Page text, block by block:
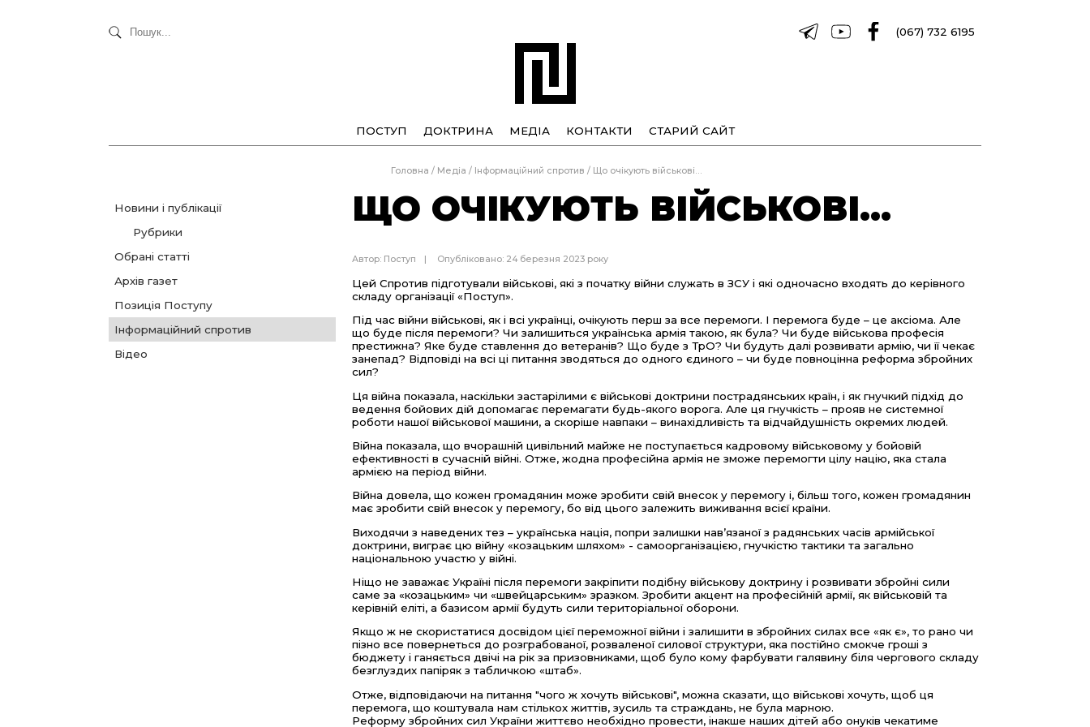
(067) 732 6195
ПОСТУП ДОКТРИНА МЕДІА КОНТАКТИ СТАРИЙ САЙТ
Головна / Медіа / Інформаційний спротив / Що очікують військові…
Новини і публікації
Рубрики
Обрані статті
Архів газет
Позиція Поступу
Інформаційний спротив
Відео
ЩО ОЧІКУЮТЬ ВІЙСЬКОВІ…
Автор: Поступ Опубліковано: 24 березня 2023 року
Цей Спротив підготували військові, які з початку війни служать в ЗСУ і які одночасно входять до керівного
складу організації «Поступ».
Під час війни військові, як і всі українці, очікують перш за все перемоги. І перемога буде – це аксіома. Але
що буде після перемоги? Чи залишиться українська армія такою, як була? Чи буде військова професія
престижна? Яке буде ставлення до ветеранів? Що буде з ТрО? Чи будуть далі розвивати армію, чи її чекає
занепад? Відповіді на всі ці питання зводяться до одного єдиного – чи буде повноцінна реформа збройних
сил?
Ця війна показала, наскільки застарілими є військові доктрини пострадянських країн, і як гнучкий підхід до
ведення бойових дій допомагає перемагати будь-якого ворога. Але ця гнучкість – прояв не системної
роботи нашої військової машини, а скоріше навпаки – винахідливість та відчайдушність окремих людей.
Війна показала, що вчорашній цивільний майже не поступається кадровому військовому у бойовій
ефективності в сучасній війні. Отже, жодна професійна армія не зможе перемогти цілу націю, яка стала
армією на період війни.
Війна довела, що кожен громадянин може зробити свій внесок у перемогу і, більш того, кожен громадянин
має зробити свій внесок у перемогу, бо від цього залежить виживання всієї країни.
Виходячи з наведених тез – українська нація, попри залишки нав’язаної з радянських часів армійської
доктрини, виграє цю війну «козацьким шляхом» - самоорганізацією, гнучкістю тактики та загально
національною участю у війні.
Ніщо не заважає Україні після перемоги закріпити подібну військову доктрину і розвивати збройні сили
саме за «козацьким» чи «швейцарським» зразком. Зробити акцент на професійній армії, як військовій та
керівній еліті, а базисом армії будуть сили територіальної оборони.
Якщо ж не скористатися досвідом цієї переможної війни і залишити в збройних силах все «як є», то рано чи
пізно все повернеться до розграбованої, розваленої силової структури, яка постійно смокче гроші з
бюджету і ганяється двічі на рік за призовниками, щоб було кому фарбувати галявину біля чергового складу
безглуздих папіряк з табличкою «штаб».
Отже, відповідаючи на питання "чого ж хочуть військові", можна сказати, що військові хочуть, щоб ця
перемога, що коштувала нам стількох життів, зусиль та страждань, не була марною.
Реформу збройних сил України життєво необхідно провести, інакше наших дітей або онуків чекатиме